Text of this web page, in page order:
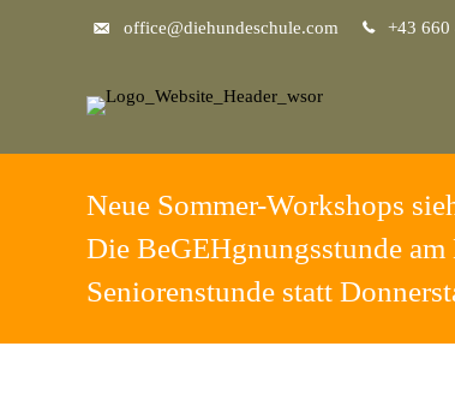
office@diehundeschule.com +43 660
Neue Sommer-Workshops
Die BeGEHgnungsstunde
Seniorenstunde statt